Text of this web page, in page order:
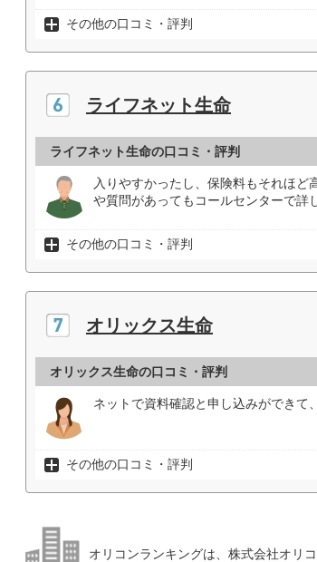
その他の口コミ・評判
ライフネット生命
ライフネット生命の口コミ・評判
入りやすかったし、保険料もそれほど
や質問があってもコールセンターで詳
その他の口コミ・評判
オリックス生命
オリックス生命の口コミ・評判
ネットで資料確認と申し込みができて
その他の口コミ・評判
オリコンランキングは、株式会社オリ